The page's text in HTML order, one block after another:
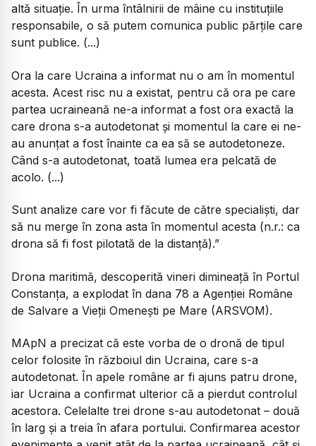
altă situație. În urma întâlnirii de mâine cu instituțiile
responsabile, o să putem comunica public părțile care
sunt publice. (...)
Ora la care Ucraina a informat nu o am în momentul
acesta. Acest risc nu a existat, pentru că ora pe care
partea ucraineană ne-a informat a fost ora exactă la
care drona s-a autodetonat și momentul la care ei ne-
au anunțat a fost înainte ca ea să se autodetoneze.
Când s-a autodetonat, toată lumea era pelcată de
acolo. (...)
Sunt analize care vor fi făcute de către specialiști, dar
să nu merge în zona asta în momentul acesta (n.r.: ca
drona să fi fost pilotată de la distanță).”
Drona maritimă, descoperită vineri dimineață în Portul
Constanța, a explodat în dana 78 a Agenției Române
de Salvare a Vieții Omenești pe Mare (ARSVOM).
MApN a precizat că este vorba de o dronă de tipul
celor folosite în războiul din Ucraina, care s-a
autodetonat. În apele române ar fi ajuns patru drone,
iar Ucraina a confirmat ulterior că a pierdut controlul
acestora. Celelalte trei drone s-au autodetonat – două
în larg și a treia în afara portului. Confirmarea acestor